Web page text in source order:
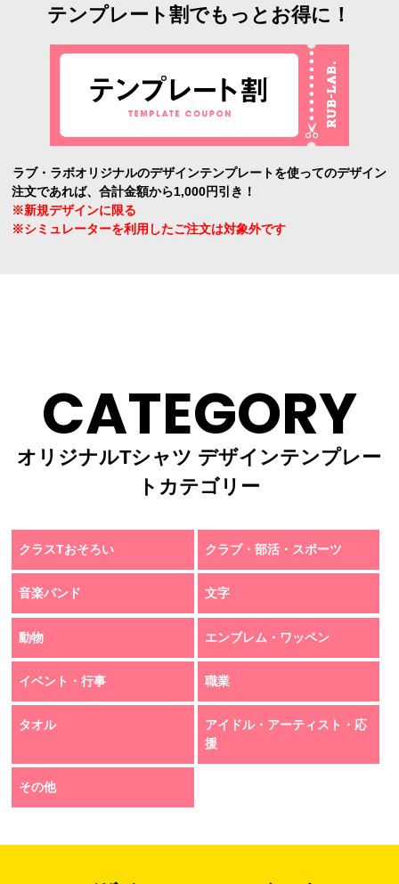
テンプレート割でもっとお得に！
ラブ・ラボオリジナルのデザインテンプレートを使ってのデザイン
注文であれば、合計金額から1,000円引き！
※新規デザインに限る
※シミュレーターを利用したご注文は対象外です
CATEGORY
オリジナルTシャツ デザインテンプレー
トカテゴリー
クラスTおそろい クラブ・部活・スポーツ
音楽バンド 文字
動物 エンブレム・ワッペン
イベント・行事 職業
タオル
アイドル・アーティスト・応
援
その他